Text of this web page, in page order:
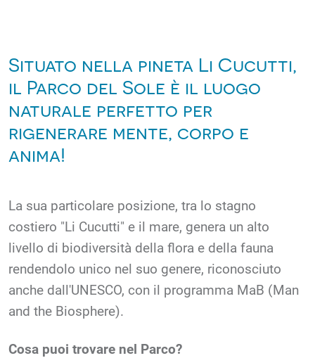
Situato nella pineta Li Cucutti,
il Parco del Sole è il luogo
naturale perfetto per
rigenerare mente, corpo e
anima!
La sua particolare posizione, tra lo stagno
costiero "Li Cucutti" e il mare, genera un alto
livello di biodiversità della flora e della fauna
rendendolo unico nel suo genere, riconosciuto
anche dall'UNESCO, con il programma MaB (Man
and the Biosphere).
Cosa puoi trovare nel Parco?